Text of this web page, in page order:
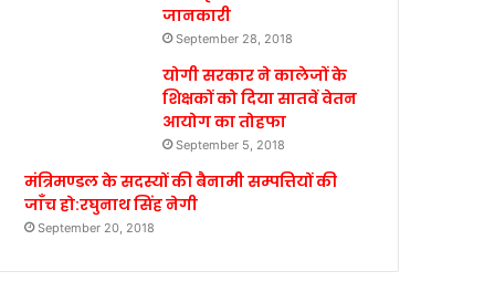
जानकारी
September 28, 2018
योगी सरकार ने कालेजों के
शिक्षकों को दिया सातवें वेतन
आयोग का तोहफा
September 5, 2018
मंत्रिमण्डल के सदस्यों की बैनामी सम्पत्तियों की
जाँच हो:रघुनाथ सिंह नेगी
September 20, 2018